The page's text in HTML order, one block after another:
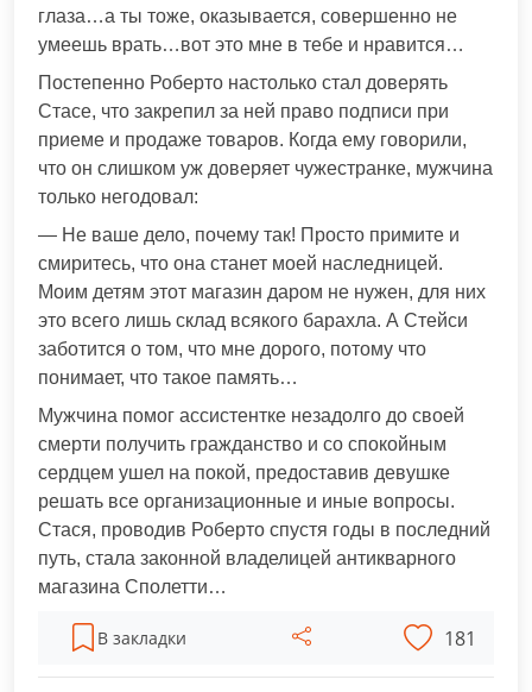
глаза…а ты тоже, оказывается, совершенно не
умеешь врать…вот это мне в тебе и нравится…
Постепенно Роберто настолько стал доверять
Стасе, что закрепил за ней право подписи при
приеме и продаже товаров. Когда ему говорили,
что он слишком уж доверяет чужестранке, мужчина
только негодовал:
— Не ваше дело, почему так! Просто примите и
смиритесь, что она станет моей наследницей.
Моим детям этот магазин даром не нужен, для них
это всего лишь склад всякого барахла. А Стейси
заботится о том, что мне дорого, потому что
понимает, что такое память…
Мужчина помог ассистентке незадолго до своей
смерти получить гражданство и со спокойным
сердцем ушел на покой, предоставив девушке
решать все организационные и иные вопросы.
Стася, проводив Роберто спустя годы в последний
путь, стала законной владелицей антикварного
магазина Сполетти…
В закладки 181